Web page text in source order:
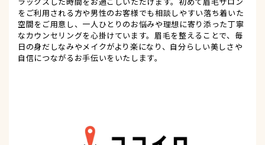
をご利用される方や男性のお客様でも相談しやすい落ち着いた
空間をご用意し、一人ひとりのお悩みや理想に寄り添った丁寧
なカウンセリングを心掛けています。眉毛を整えることで、毎
日の身だしなみやメイクがより楽になり、自分らしい美しさや
自信につながるお手伝いをいたします。